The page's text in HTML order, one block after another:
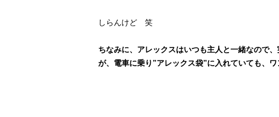
しらんけど 笑
ちなみに、アレックスはいつも主人と一緒なので
が、電車に乗り”アレックス袋”に入れていても、